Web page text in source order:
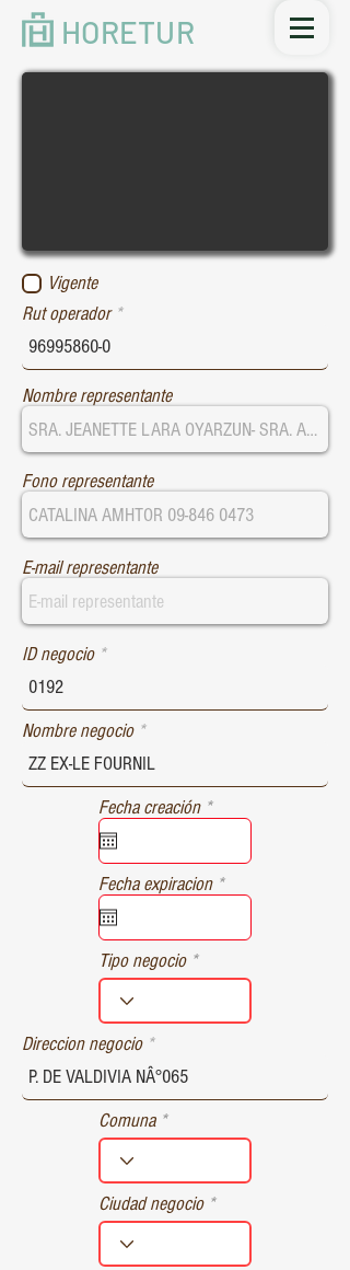
HORETUR
Vigente
Rut operador
Nombre representante
Fono representante
E-mail representante
ID negocio
Nombre negocio
Fecha creación *r
e
u
i
d
Fecha expiracion *r
e
u
r
d
Tipo negocio
Direccion negocio
Comuna
Ciudad negocio